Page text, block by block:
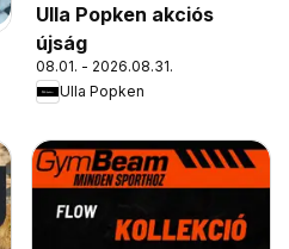
Ulla Popken akciós
újság
08.01. - 2026.08.31.
Ulla Popken